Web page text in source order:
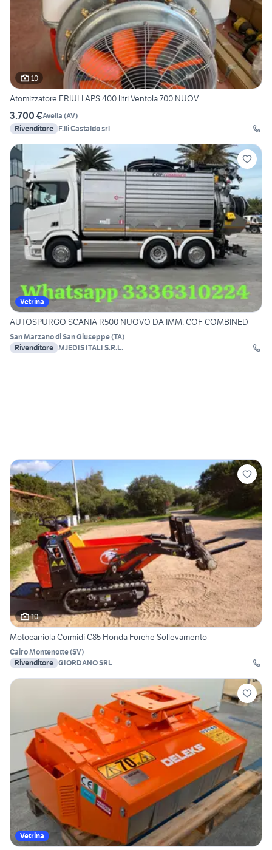
10
Atomizzatore FRIULI APS 400 litri Ventola 700 NUOV
3.700 €Avella (AV)
Rivenditore F.lli Castaldo srl
Vetrina
AUTOSPURGO SCANIA R500 NUOVO DA IMM. COF COMBINED
San Marzano di San Giuseppe(TA)
Rivenditore MJEDIS ITALI S.R.L.
10
Motocarriola Cormidi C85 Honda Forche Sollevamento
Cairo Montenotte(SV)
Rivenditore GIORDANO SRL
Vetrina